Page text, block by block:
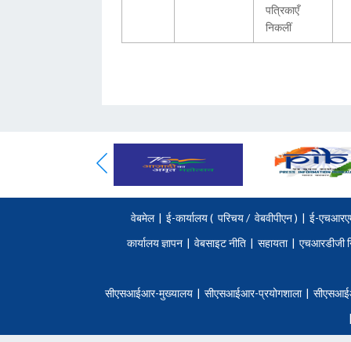
पत्रिकाएँ
निकलीं
वेबमेल | ई-कार्यालय ( परिचय/ वेबवीपीएन ) | ई-
कार्यालय ज्ञापन | वेबसाइट नीति | सहायता | एचआरडीजी
सीएसआईआर-मुख्यालय | सीएसआईआर-प्रयोगशाला |